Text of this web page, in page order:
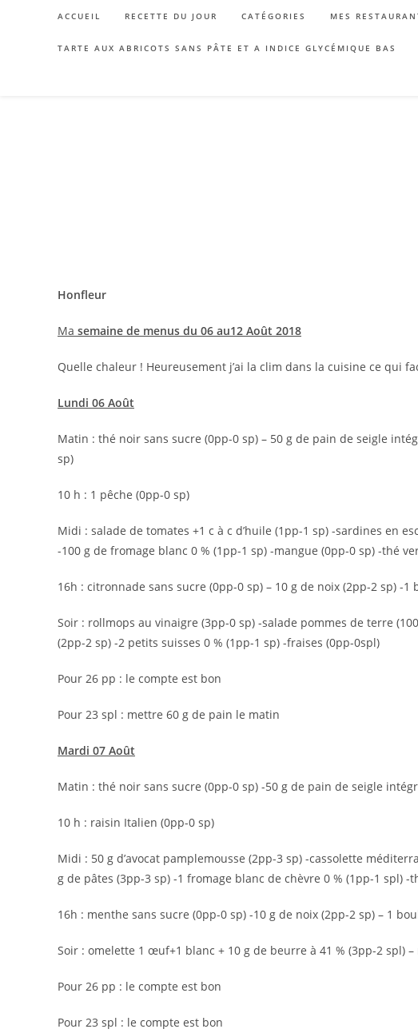
ACCUEIL RECETTE DU JOUR CATÉGORIES MES
TARTE AUX ABRICOTS SANS PÂTE ET A INDICE GLYCÉMIQUE BAS
Honfleur
Ma semaine de menus du 06 au12 Août 2018
Quelle chaleur ! Heureusement j’ai la clim dans la cuisine ce qui
Lundi 06 Août
Matin : thé noir sans sucre (0pp-0 sp) – 50 g de pain de seigle
sp)
10 h : 1 pêche (0pp-0 sp)
Midi : salade de tomates +1 c à c d’huile (1pp-1 sp) -sardines en
-100 g de fromage blanc 0 % (1pp-1 sp) -mangue (0pp-0 sp) -thé
16h : citronnade sans sucre (0pp-0 sp) – 10 g de noix (2pp-2 sp) -
Soir : rollmops au vinaigre (3pp-0 sp) -salade pommes de terre
(2pp-2 sp) -2 petits suisses 0 % (1pp-1 sp) -fraises (0pp-0spl)
Pour 26 pp : le compte est bon
Pour 23 spl : mettre 60 g de pain le matin
Mardi 07 Août
Matin : thé noir sans sucre (0pp-0 sp) -50 g de pain de seigle
10 h : raisin Italien (0pp-0 sp)
Midi : 50 g d’avocat pamplemousse (2pp-3 sp) -cassolette
g de pâtes (3pp-3 sp) -1 fromage blanc de chèvre 0 % (1pp-1 spl) -
16h : menthe sans sucre (0pp-0 sp) -10 g de noix (2pp-2 sp) – 1
Soir : omelette 1 œuf+1 blanc + 10 g de beurre à 41 % (3pp-2 spl)
Pour 26 pp : le compte est bon
Pour 23 spl : le compte est bon